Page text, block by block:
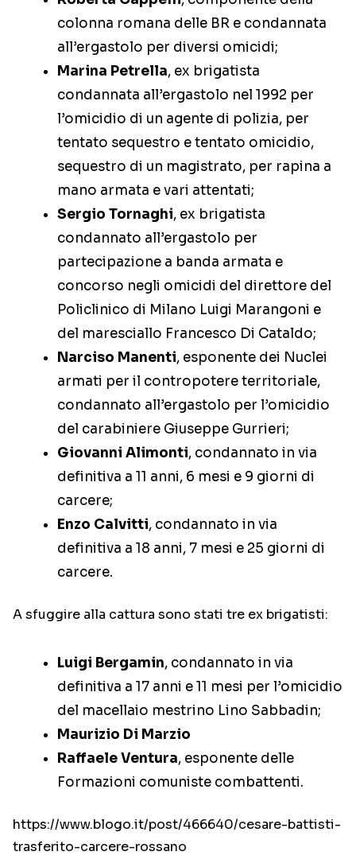
colonna romana delle BR e condannata
all’ergastolo per diversi omicidi;
Marina Petrella, ex brigatista
condannata all’ergastolo nel 1992 per
l’omicidio di un agente di polizia, per
tentato sequestro e tentato omicidio,
sequestro di un magistrato, per rapina a
mano armata e vari attentati;
Sergio Tornaghi, ex brigatista
condannato all’ergastolo per
partecipazione a banda armata e
concorso negli omicidi del direttore del
Policlinico di Milano Luigi Marangoni e
del maresciallo Francesco Di Cataldo;
Narciso Manenti, esponente dei Nuclei
armati per il contropotere territoriale,
condannato all’ergastolo per l’omicidio
del carabiniere Giuseppe Gurrieri;
Giovanni Alimonti, condannato in via
definitiva a 11 anni, 6 mesi e 9 giorni di
carcere;
Enzo Calvitti, condannato in via
definitiva a 18 anni, 7 mesi e 25 giorni di
carcere.
A sfuggire alla cattura sono stati tre ex brigatisti:
Luigi Bergamin, condannato in via
definitiva a 17 anni e 11 mesi per l’omicidio
del macellaio mestrino Lino Sabbadin;
Maurizio Di Marzio
Raffaele Ventura, esponente delle
Formazioni comuniste combattenti.
https://www.blogo.it/post/466640/cesare-battisti-
trasferito-carcere-rossano